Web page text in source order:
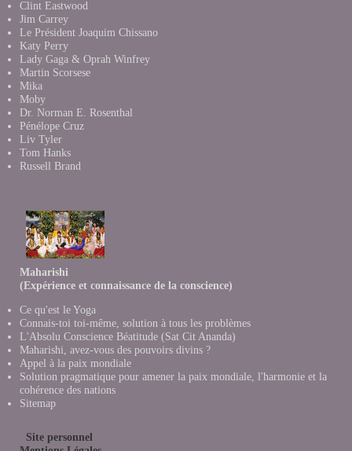
Clint Eastwood
Jim Carrey
Le Président Joaquim Chissano
Katy Perry
Lady Gaga & Oprah Winfrey
Martin Scorsese
Mika
Moby
Dr. Norman E. Rosenthal
Pénélope Cruz
Liv Tyler
Tom Hanks
Russell Brand
Maharishi
(Expérience et connaissance de la conscience)
Ce qu'est le Yoga
Connais-toi toi-même, solution à tous les problèmes
L'Absolu Conscience Béatitude (Sat Cit Ananda)
Maharishi, avez-vous des pouvoirs divins ?
Appel à la paix mondiale
Solution pragmatique pour amener la paix mondiale, l'harmonie et la
cohérence des nations
Sitemap
Site personnel